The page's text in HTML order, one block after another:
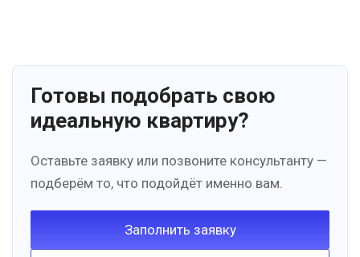
Готовы подобрать свою
идеальную квартиру?
Оставьте заявку или позвоните консультанту —
подберём то, что подойдёт именно вам.
Заполнить заявку